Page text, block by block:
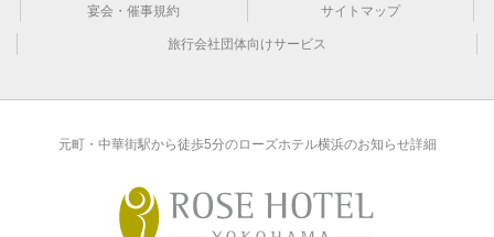
宴会・催事規約 サイトマップ
旅行会社団体向けサービス
元町・中華街駅から徒歩5分のローズホテル横浜のお知らせ詳細